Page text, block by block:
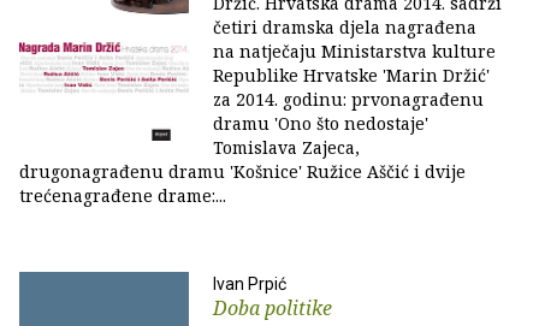
četiri dramska djela nagrađena
na natječaju Ministarstva kulture
Republike Hrvatske 'Marin Držić'
za 2014. godinu: prvonagrađenu
dramu 'Ono što nedostaje'
Tomislava Zajeca,
drugonagrađenu dramu 'Košnice' Ružice Aščić i dvije
trećenagrađene drame:...
Ivan Prpić
Doba politike